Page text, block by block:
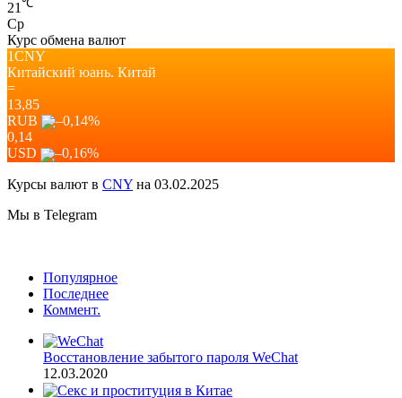
21 ℃
Ср
Курс обмена валют
1CNY
Китайский юань. Китай
=
13,85
RUB
–0,14%
0,14
USD
–0,16%
Курсы валют в CNY на 03.02.2025
Мы в Telegram
Популярное
Последнее
Коммент.
Восстановление забытого пароля WeChat
12.03.2020